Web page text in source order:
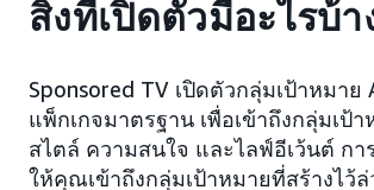
สิ่งที่เปิดตัวมีอะไรบ้า
Sponsored TV เปิดตัวกลุ่มเป้าหมาย
แพ็กเกจมาตรฐาน เพื่อเข้าถึงกลุ่มเป้
สไตล์ ความสนใจ และไลฟ์อีเว้นต์ กา
ให้คุณเข้าถึงกลุ่มเป้าหมายที่สร้างไว้